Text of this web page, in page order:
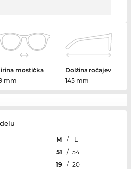
mostička
mm
Dolžina ročajev
145 mm
M /
L
51 / 54
19 / 20